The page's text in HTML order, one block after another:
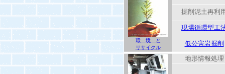
環 境 と
リサイクル
掘削泥土再利
現場循環型工
低公害岩掘削
地形情報処理